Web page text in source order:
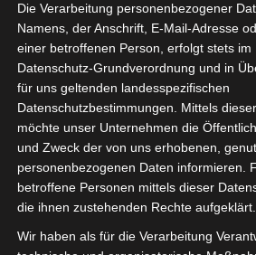
Google Adsenseist deaktiviert. ✓ Erlauben
Sie befinden sich hier:Startseite»
Welt» Afrika»Tunesien »Ligen»
Ligue 1 Pro Tunesien 2025/2026 –
(Hinrunde)
Die Verarbeitung personenbezogener
Namens, der Anschrift, E-Mail-Adresse
einer betroffenen Person, erfolgt stets im
Datenschutz-Grundverordnung und in
für uns geltenden landesspezifischen
Datenschutzbestimmungen. Mittels
möchte unser Unternehmen die
und Zweck der von uns erhobenen,
personenbezogenen Daten informieren.
betroffene Personen mittels dieser
die ihnen zustehenden Rechte aufgeklärt.
Wir haben als für die Verarbeitung